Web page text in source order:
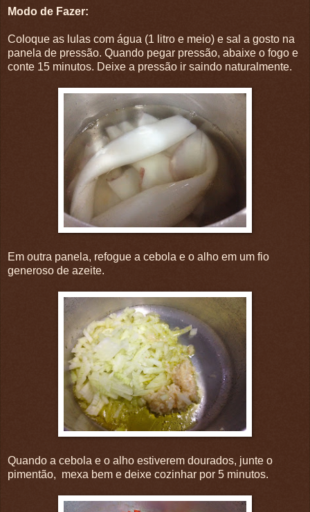
Modo de Fazer:
Coloque as lulas com água (1 litro e meio) e sal a gosto na
panela de pressão. Quando pegar pressão, abaixe o fogo e
conte 15 minutos. Deixe a pressão ir saindo naturalmente.
Em outra panela, refogue a cebola e o alho em um fio
generoso de azeite.
Quando a cebola e o alho estiverem dourados, junte o
pimentão, mexa bem e deixe cozinhar por 5 minutos.